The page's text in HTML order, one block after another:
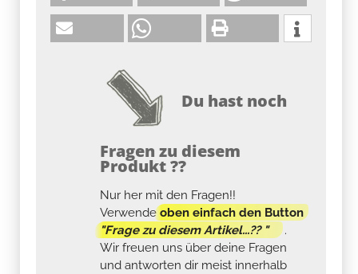
Du hast noch
Fragen zu diesem
Produkt ??
Nur her mit den Fragen!!
Verwendeoben einfach den Button
"Frage zu diesem Artikel...?? "
.
Wir freuen uns über deine Fragen
und antworten dir meist innerhalb